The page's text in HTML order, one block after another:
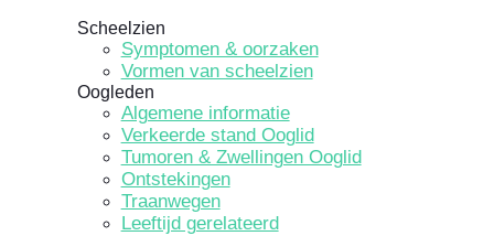
Scheelzien
Symptomen & oorzaken
Vormen van scheelzien
Oogleden
Algemene informatie
Verkeerde stand Ooglid
Tumoren & Zwellingen Ooglid
Ontstekingen
Traanwegen
Leeftijd gerelateerd